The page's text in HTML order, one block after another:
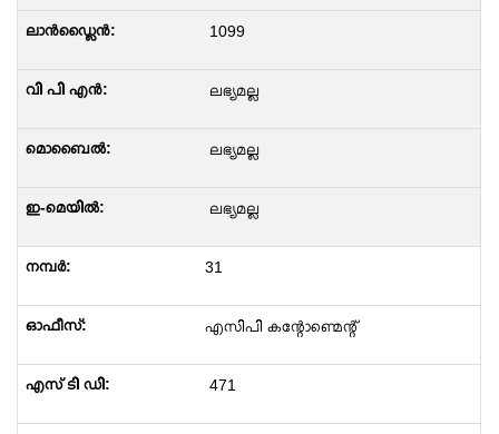
1099
ലഭ്യമല്ല
ലഭ്യമല്ല
ലഭ്യമല്ല
31
എസിപി കന്റോണ്മെന്റ്
471